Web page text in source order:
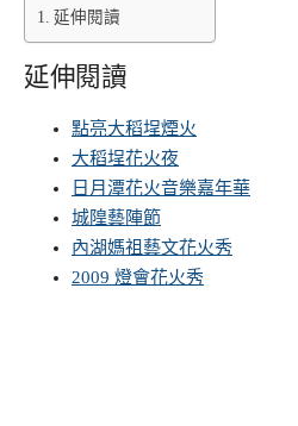
延伸閱讀
延伸閱讀
點亮大稻埕煙火
大稻埕花火夜
日月潭花火音樂嘉年華
城隍藝陣節
內湖媽祖藝文花火秀
2009 燈會花火秀